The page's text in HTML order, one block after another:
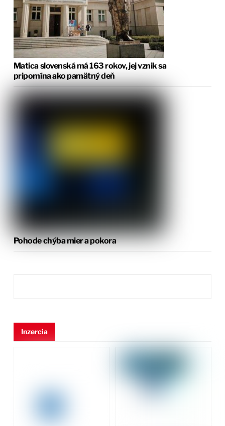
Matica slovenská má 163 rokov, jej vznik sa
pripomína ako pamätný deň
Pohode chýba mier a pokora
Inzercia